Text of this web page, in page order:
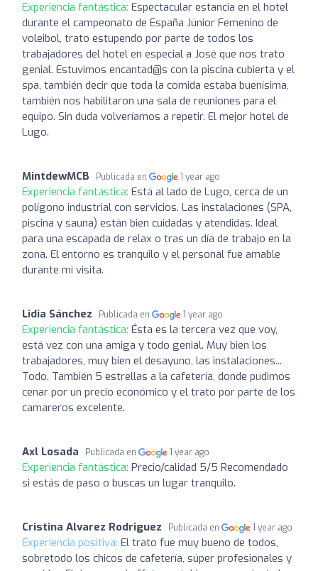
Experiencia fantástica: Espectacular estancia en el hotel
durante el campeonato de España Júnior Femenino de
voleibol, trato estupendo por parte de todos los
trabajadores del hotel en especial a José que nos trato
genial. Estuvimos encantad@s con la piscina cubierta y el
spa, también decir que toda la comida estaba buenísima,
también nos habilitaron una sala de reuniones para el
equipo. Sin duda volveríamos a repetir. El mejor hotel de
Lugo.
MintdewMCB Publicada en 1 year ago
Experiencia fantástica: Está al lado de Lugo, cerca de un
polígono industrial con servicios. Las instalaciones (SPA,
piscina y sauna) están bien cuidadas y atendidas. Ideal
para una escapada de relax o tras un día de trabajo en la
zona. El entorno es tranquilo y el personal fue amable
durante mi visita.
Lidia Sánchez Publicada en 1 year ago
Experiencia fantástica: Ésta es la tercera vez que voy,
está vez con una amiga y todo genial. Muy bien los
trabajadores, muy bien el desayuno, las instalaciones...
Todo. También 5 estrellas a la cafetería, donde pudimos
cenar por un precio económico y el trato por parte de los
camareros excelente.
Axl Losada Publicada en 1 year ago
Experiencia fantástica: Precio/calidad 5/5 Recomendado
si estás de paso o buscas un lugar tranquilo.
Cristina Alvarez Rodriguez Publicada en 1 year ago
Experiencia positiva: El trato fue muy bueno de todos,
sobretodo los chicos de cafetería, súper profesionales y